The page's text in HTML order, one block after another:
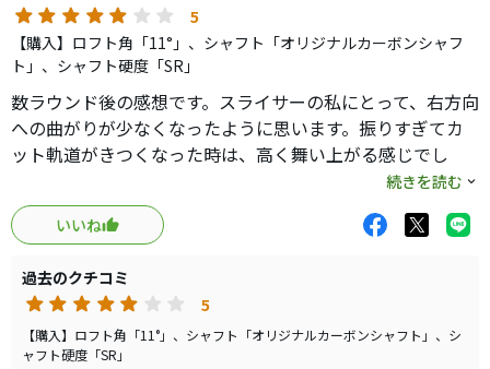
標準シャフトは、特に癖もなく振りやすいです。ヘッドス
ピードが42-43ｍ/ｓですが、オーバースペックでもなく、
アンダースペックでもないです。ただし、MT-6Sの方が左右
のばらつきが少なく、コントロールしやすいように感じま
した。また、弾道もMT-6Sの方が若干ですが、強いように
感じました。
私は、通常カスタムシャフトにしていますが、標準シャフ
とても良いドライバーと感じましたが、これまで使用して
きたドライバーの弾道イメージがかなり違うので、このド
ライバーを使ってしまうと、FWがかなり打ちにくくなるよ
うに思いました。このドライバーを購入する場合、FWとセ
ットでの購入がよいと思いました。
5
【購入】ロフト角「11°」、シャフト「オリジナルカーボンシャフ
ト」、シャフト硬度「SR」
数ラウンド後の感想です。スライサーの私にとって、右方向
への曲がりが少なくなったように思います。振りすぎてカ
ット軌道がきつくなった時は、高く舞い上がる感じでし
た。オリジナルシャフトのSRなので、ゆったり振ったら、
クラブが仕事してくれる感じです。割と簡単に上がるの
で、安心感があります。
続きを読む
いいね
過去のクチコミ
5
【購入】ロフト角「11°」、シャフト「オリジナルカーボンシャフト」、シ
ャフト硬度「SR」